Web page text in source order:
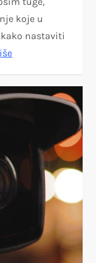
koje u
nastaviti